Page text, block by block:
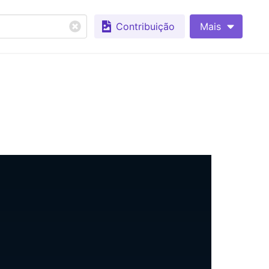
Contribuição Mais